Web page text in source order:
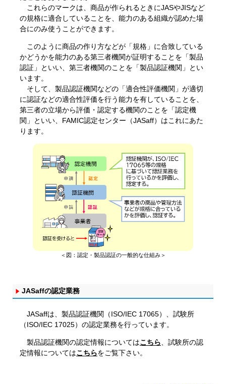
これらのマークは、商品が作られるときにJASやJISなど
の規格に適合していることを、能力のある組織が認めた場
合にのみ使うことができます。
このように商品の作り方などが「規格」に合致している
かどうかを能力のある第三者機関が証明することを「製品
認証」といい、第三者機関のことを「製品認証機関」とい
います。
そして、製品認証機関などの「適合性評価機関」が適切
に認証などの適合性評価を行う能力を有していることを、
第三者の立場から評価・認定する機関のことを「認定機
関」といい、FAMIC認定センター（JASaff）はこれにあた
ります。
＜図：認定・製品認証の一般的な仕組み＞
JASaffの認定業務
JASaffは、製品認証機関（ISO/IEC 17065）、試験所
（ISO/IEC 17025）の認定業務を行っています。
製品認証機関の認定情報についてはこちら、試験所の認
定情報についてはこちらをご覧下さい。